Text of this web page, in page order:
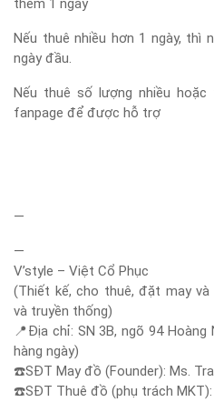
thêm 1 ngày
Nếu thuê nhiều hơn 1 ngày, thì
ngày đầu.
Nếu thuê số lượng nhiều hoặc
fanpage để được hỗ trợ
—
—
V’style – Việt Cổ Phục
(Thiết kế, cho thuê, đặt may
và truyền thống)
📍 Địa chỉ: SN 3B, ngõ 94 Hoàng
hàng ngày)
☎️SĐT May đồ (Founder): Ms.
☎️SĐT Thuê đồ (phụ trách